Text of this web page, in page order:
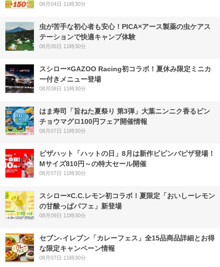
08月04日 11時30分
虫が苦手な初心者も安心！PICA×アース製薬の虫ケアス
テーションで快適キャンプ体験
08月05日 11時30分
スシロー×GAZOO Racing初コラボ！夏休み限定ミニカ
ー付きメニュー登場
08月08日 11時30分
はま寿司「旨ねた夏祭り 第3弾」大葉ニンニク香るビン
チョウマグロ100円フェア開催情報
08月07日 11時30分
ピザハット「ハットの日」8月は新作ビビンバピザ登場！
Mサイズ810円～の特大セール開催
08月07日 11時30分
スシロー×C.C.レモン初コラボ！夏限定「おいしーレモン
の甘酸っぱパフェ」新登場
08月09日 11時30分
セブン‐イレブン「カレーフェス」全15品商品詳細とお得
な限定キャンペーン情報
08月07日 11時30分